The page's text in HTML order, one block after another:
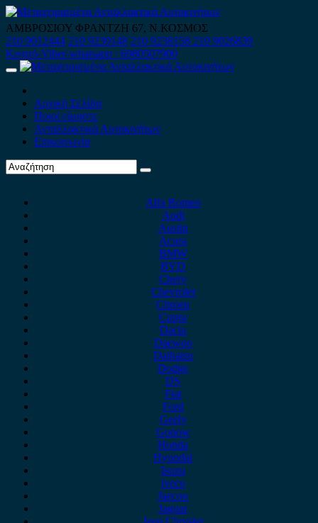
Skip
to
content
ΑΜΒΡΟΣΙΟΥ ΦΡΑΝΤΖΗ 67, Ν.ΚΟΣΜΟΣ
210 9012444 210 9239148 210 9238158 210 9026839
Κινητό-Viber-whatsapp : 6980507900
Primary
Αρχική Σελίδα
Ποιοί είμαστε
Ανταλλακτικά Αυτοκινήτων
Επικοινωνία
Alfa Romeo
Audi
Austin
Acura
BMW
BYD
Chery
Chevrolet
Citroen
Cupra
Dacia
Daewoo
Daihatsu
Dodge
DS
Fiat
Ford
Geely
Gonow
Honda
Hyundai
Isuzu
iveco
Jaecoo
Jaguar